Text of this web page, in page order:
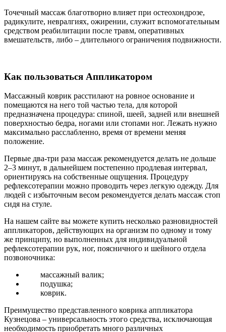
Точечный массаж благотворно влияет при остеохондрозе,
радикулите, невралгиях, ожирении, служит вспомогательным
средством реабилитации после травм, оперативных
вмешательств, либо – длительного ограничения подвижности.
Как пользоваться Аппликатором
Массажный коврик расстилают на ровное основание и
помещаются на него той частью тела, для которой
предназначена процедура: спиной, шеей, задней или внешней
поверхностью бедра, ногами или стопами ног. Лежать нужно
максимально расслабленно, время от времени меняя
положение.
Первые два-три раза массаж рекомендуется делать не дольше
2–3 минут, в дальнейшем постепенно продлевая интервал,
ориентируясь на собственные ощущения. Процедуру
рефлексотерапии можно проводить через легкую одежду. Для
людей с избыточным весом рекомендуется делать массаж стоп
сидя на стуле.
На нашем сайте вы можете купить несколько разновидностей
аппликаторов, действующих на организм по одному и тому
же принципу, но выполненных для индивидуальной
рефлексотерапии рук, ног, поясничного и шейного отдела
позвоночника:
массажный валик;
подушка;
коврик.
Преимущество представленного коврика аппликатора
Кузнецова – универсальность этого средства, исключающая
необходимость приобретать много различных